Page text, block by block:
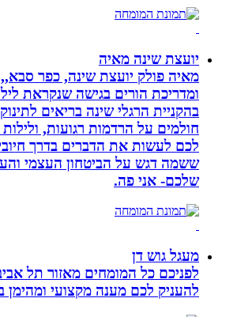
יועצת שינה מאיה
מאיה פולק יועצת שינה, כפר סבא,,
ומדריכת הורים בגישה שנקראת לילה
בהקניית הרגלי שינה בריאים
חולמים על הרדמות רגועות, ולילות
לכם לעשות את הדברים בדרך חיובית
ששמה דגש על הביטחון העצמי
שלכם- אני פה.
מעגל גוש דן
לפניכם כל המומחים מאזור תל אביב
להעניק לכם מענה מקצועי ומהימן